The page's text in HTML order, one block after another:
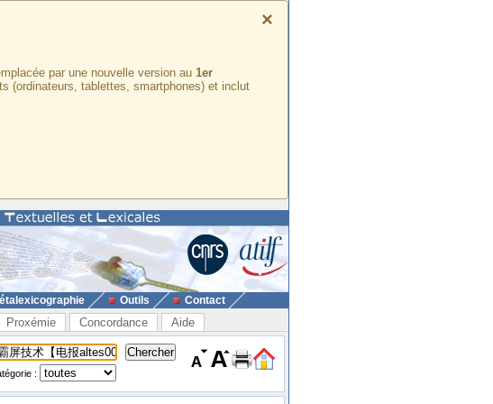
×
par une nouvelle version au 1er
(ordinateurs, tablettes, smartphones) et inclut
Outils Contact
Proxémie Concordance Aide
: